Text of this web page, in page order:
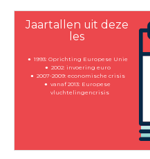
Jaartallen uit deze
les
1993: Oprichting Europese Unie
2002: invoering euro
2007-2009: economische crisis
vanaf 2013: Europese
vluchtelingencrisis